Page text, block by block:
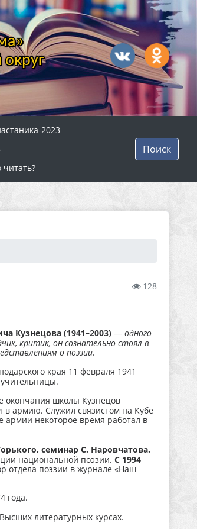
2023
читать?
Поиск
128
Кузнецова (1941–2003)— одного
критик, он сознательно стоял в
о поэзии.
края 11 февраля 1941
учительницы.
окончания школы Кузнецов
в армию. Служил связистом на Кубе
армии некоторое время работал в
семинар С. Наровчатова.
национальной поэзии. С 1994
отдела поэзии в журнале «Наш
года.
литературных курсах.